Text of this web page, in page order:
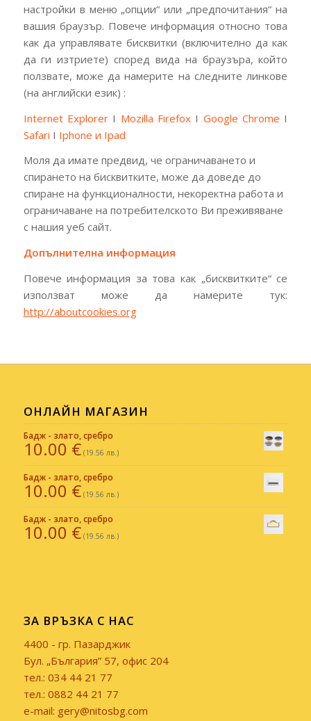
настройки в меню „опции“ или „предпочитания“ на
вашия браузър. Повече информация относно това
как да управлявате бисквитки (включително да как
да ги изтриете) според вида на браузъра, който
ползвате, може да намерите на следните линкове
(на английски език) :
Internet ExplorerІ Mozilla Firefox І Google Chrome І
Safari І Iphone и Ipad
Моля да имате предвид, че ограничаването и
спирането на бисквитките, може да доведе до
спиране на функционалности, некоректна работа и
ограничаване на потребителското Ви преживяване
с нашия уеб сайт.
Допълнителна информация
Повече информация за това как „бисквитките“ се
използват може да намерите тук:
http://aboutcookies.org
ОНЛАЙН МАГАЗИН
Бадж - злато, сребро
10.00 €(19.56 лв.)
Бадж - злато, сребро
10.00 €(19.56 лв.)
Бадж - злато, сребро
10.00 €(19.56 лв.)
ЗА ВРЪЗКА С НАС
4400 - гр. Пазарджик
Бул. „България” 57, офис 204
тел.: 034 44 21 77
тел.: 0882 44 21 77
e-mail: gery@nitosbg.com